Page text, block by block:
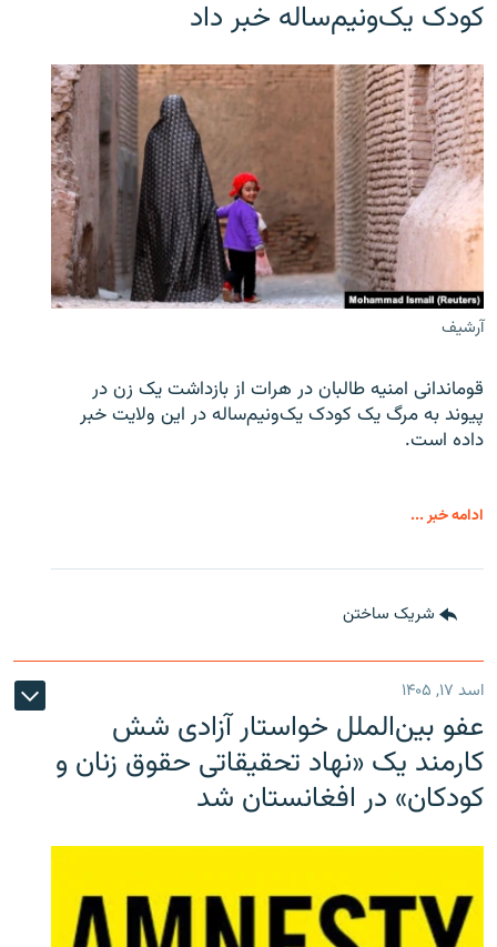
کودک یک‌ونیم‌ساله خبر داد
آرشیف
قوماندانی امنیه طالبان در هرات از بازداشت یک زن در
پیوند به مرگ یک کودک یک‌ونیم‌ساله در این ولایت خبر
داده است.
ادامه خبر ...
شریک ساختن
اسد ۱۷, ۱۴۰۵
عفو بین‌الملل خواستار آزادی شش
کارمند یک «نهاد تحقیقاتی حقوق زنان و
کودکان» در افغانستان شد